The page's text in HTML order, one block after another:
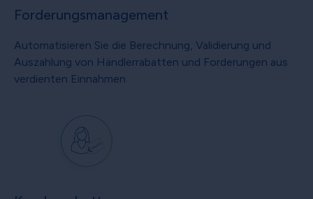
Forderungsmanagement
Automatisieren Sie die Berechnung, Validierung und
Auszahlung von Händlerrabatten und Forderungen aus
verdienten Einnahmen